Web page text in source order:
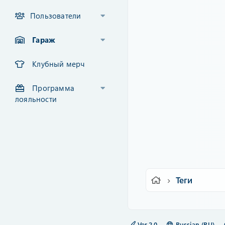
Пользователи
Гараж
Клубный мерч
Программа
лояльности
Теги